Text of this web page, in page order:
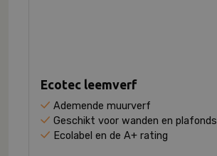
Ecotec leemverf
Ademende muurverf
Geschikt voor wanden en plafonds
Ecolabel en de A+ rating